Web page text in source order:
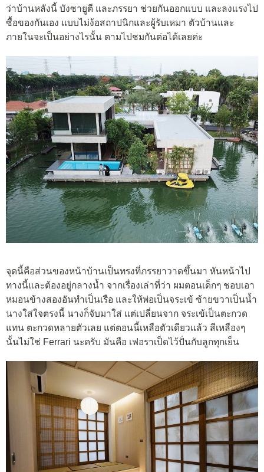
ว่าบ้านหลังนี้ บังซายูตี และภรรยา ช่วยกันออกแบบ และลงแรงไป
ซื้อของกันเอง แบบไม่ง้อสถาปนิกและผู้รับเหมา ตัวบ้านและ
ภายในจะเป็นอย่างไรนั้น ตามไปชมกันต่อได้เลยค่ะ
จุดนี้คือส่วนของหน้าบ้านเป็นทรงที่ภรรยาวาดขึ้นมา หันหน้าไป
ทางนี้และต้องอยู่กลางน้ำ จากเรื่องเล่าที่ว่า ผมตอนเด็กๆ ชอบเอา
หมอนข้างสองอันทำเป็นเรือ และให้พ่อเป็นจระเข้ ซ้ายขวาเป็นน้ำ
นางใส่ใจตรงนี้ นางก็จับมาใส่ แต่เปลี่ยนจาก จระเข้เป็นตะกวด
แทน ตะกวดหลายตัวเลย แต่ตอนนี้เหลือตัวเดียวแล้ว สีเหลืองๆ
นั้นไม่ใช่ Ferrari นะครับ มันคือ เฟอราเป็ดไว้ปั่นกับลูกทุกเย็น